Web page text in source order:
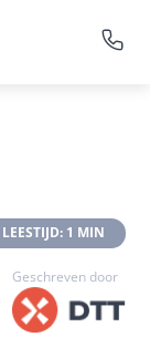
LEESTIJD: 1 MIN
Geschreven door